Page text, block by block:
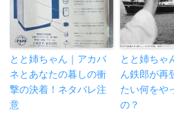
とと姉ちゃん｜アカバ
ネとあなたの暮しの衝
撃の決着！ネタバレ注
意
とと姉ちゃ
ん鉄郎が再
たい何をや
の？